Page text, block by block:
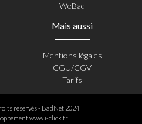
WeBad
Mais aussi
Mentions légales
CGU/CGV
Tarifs
réservés - BadNet 2024
www.i-click.fr